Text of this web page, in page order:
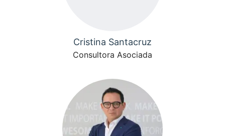
Cristina Santacruz
Consultora Asociada